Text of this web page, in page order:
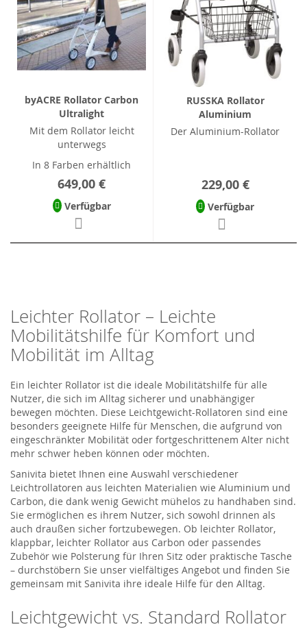
byACRE Rollator Carbon
Ultralight
Mit dem Rollator leicht
unterwegs
In 8 Farben erhältlich
649,00 €
Verfügbar
RUSSKA Rollator
Aluminium
Der Aluminium-Rollator
229,00 €
Verfügbar
Leichter Rollator – Leichte
Mobilitätshilfe für Komfort und
Mobilität im Alltag
Ein leichter Rollator ist die ideale Mobilitätshilfe für alle
Nutzer, die sich im Alltag sicherer und unabhängiger
bewegen möchten. Diese Leichtgewicht-Rollatoren sind eine
besonders geeignete Hilfe für Menschen, die aufgrund von
eingeschränkter Mobilität oder fortgeschrittenem Alter nicht
mehr schwer heben können oder möchten.
Sanivita bietet Ihnen eine Auswahl verschiedener
Leichtrollatoren aus leichten Materialien wie Aluminium und
Carbon, die dank wenig Gewicht mühelos zu handhaben sind.
Sie ermöglichen es ihrem Nutzer, sich sowohl drinnen als
auch draußen sicher fortzubewegen. Ob leichter Rollator,
klappbar, leichter Rollator aus Carbon oder passendes
Zubehör wie Polsterung für Ihren Sitz oder praktische Tasche
– durchstöbern Sie unser vielfältiges Angebot und finden Sie
gemeinsam mit Sanivita ihre ideale Hilfe für den Alltag.
Leichtgewicht vs. Standard Rollator